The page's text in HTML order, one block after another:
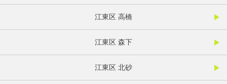
江東区 高橋
江東区 森下
江東区 北砂